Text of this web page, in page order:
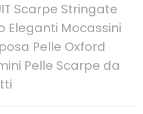
Scarpe Stringate
Eleganti Mocassini
Pelle Oxford
Pelle Scarpe da